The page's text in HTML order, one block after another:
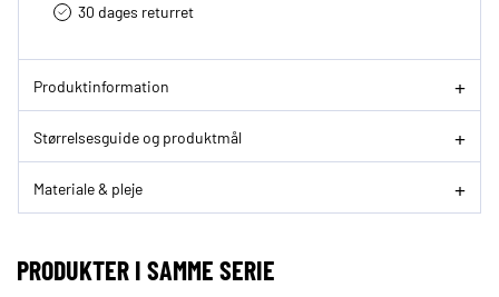
30 dages returret
Produktinformation
Størrelsesguide og produktmål
Materiale & pleje
PRODUKTER I SAMME SERIE